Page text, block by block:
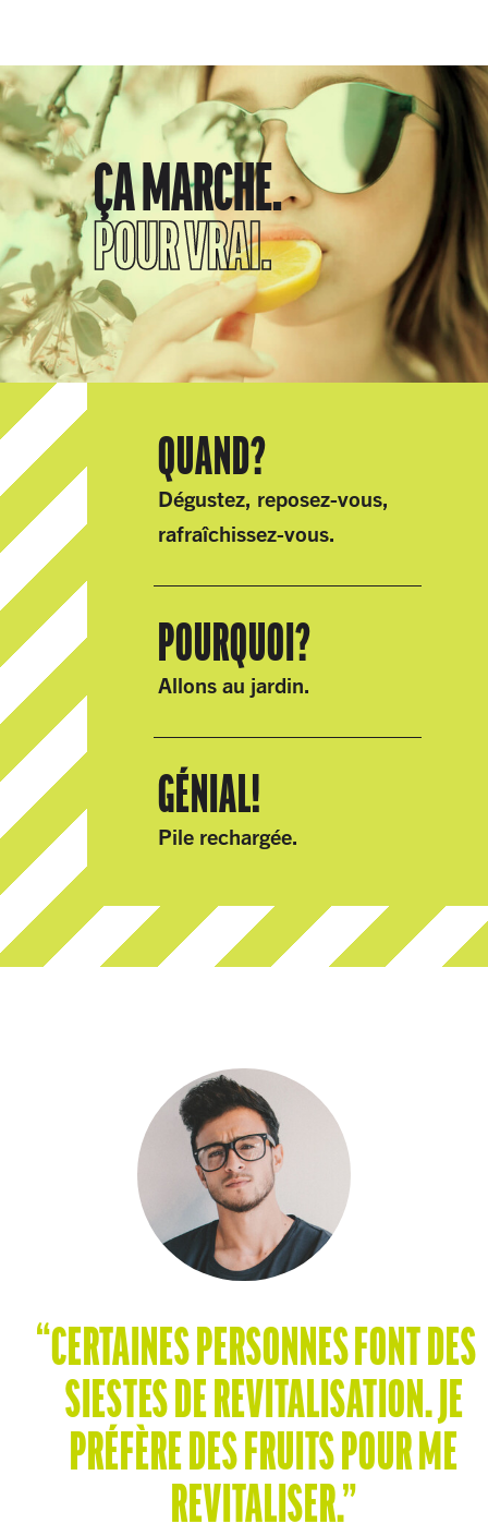
ÇA MARCHE.
POUR VRAI.
QUAND?
Dégustez, reposez-vous,
rafraîchissez-vous.
POUR​QUOI?
Allons au jardin.
GÉNIAL!
Pile rechargée.
“CERTAINES PERSONNES FONT DES
SIESTES DE REVITALISATION. JE
PRÉFÈRE DES FRUITS POUR ME
REVITALISER.”